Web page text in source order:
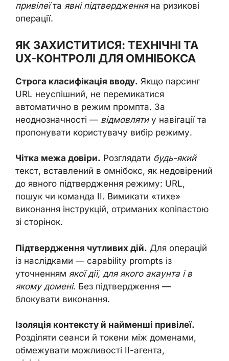
привілеїта явні підтвердженняна ризикові
операції.
ЯК ЗАХИСТИТИСЯ: ТЕХНІЧНІ ТА
UX-КОНТРОЛІ ДЛЯ ОМНІБОКСА
Строга класифікація вводу. Якщо парсинг
URL неуспішний, не перемикатися
автоматично в режим промпта. За
неоднозначності — відмовлятиу навігації та
пропонувати користувачу вибір режиму.
Чітка межа довіри. Розглядати будь-який
текст, вставлений в омнібокс, як недовірений
до явного підтвердження режиму: URL,
пошук чи команда ІІ. Вимикати «тихе»
виконання інструкцій, отриманих копіпастою
зі сторінок.
Підтвердження чутливих дій. Для операцій
із наслідками — capability prompts із
уточненням якої дії, для якого акаунта і в
якому домені. Без підтвердження —
блокувати виконання.
Ізоляція контексту й найменші привілеї.
Розділяти сеанси й токени між доменами,
обмежувати можливості ІІ-агента,